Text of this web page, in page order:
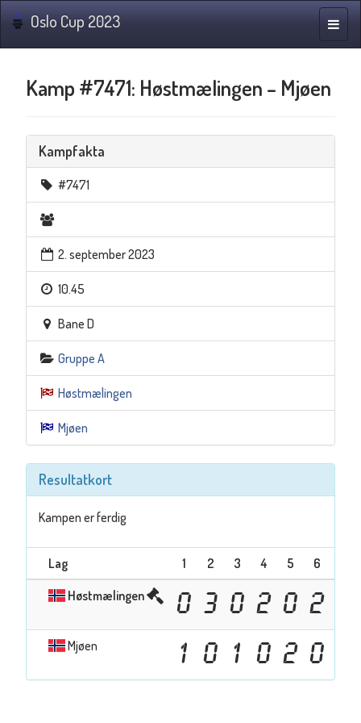
Oslo Cup 2023
Kamp #7471: Høstmælingen – Mjøen
Kampfakta
#7471
2. september 2023
10.45
Bane D
Gruppe A
Høstmælingen
Mjøen
Resultatkort
Kampen er ferdig
Lag 1 2 3 4 5 6
Høstmælingen
0 3 0 2 0 2
Mjøen 1 0 1 0 2 0